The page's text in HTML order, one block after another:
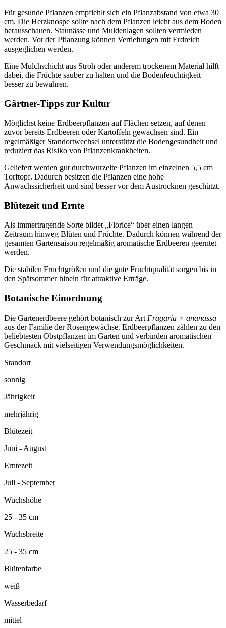
Für gesunde Pflanzen empfiehlt sich ein Pflanzabstand von etwa 30
cm. Die Herzknospe sollte nach dem Pflanzen leicht aus dem Boden
herausschauen. Staunässe und Muldenlagen sollten vermieden
werden. Vor der Pflanzung können Vertiefungen mit Erdreich
ausgeglichen werden.
Eine Mulchschicht aus Stroh oder anderem trockenem Material hilft
dabei, die Früchte sauber zu halten und die Bodenfeuchtigkeit
besser zu bewahren.
Gärtner-Tipps zur Kultur
Möglichst keine Erdbeerpflanzen auf Flächen setzen, auf denen
zuvor bereits Erdbeeren oder Kartoffeln gewachsen sind. Ein
regelmäßiger Standortwechsel unterstützt die Bodengesundheit und
reduziert das Risiko von Pflanzenkrankheiten.
Geliefert werden gut durchwurzelte Pflanzen im einzelnen 5,5 cm
Torftopf. Dadurch besitzen die Pflanzen eine hohe
Anwachssicherheit und sind besser vor dem Austrocknen geschützt.
Blütezeit und Ernte
Als immertragende Sorte bildet „Florice“ über einen langen
Zeitraum hinweg Blüten und Früchte. Dadurch können während der
gesamten Gartensaison regelmäßig aromatische Erdbeeren geerntet
werden.
Die stabilen Fruchtgrößen und die gute Fruchtqualität sorgen bis in
den Spätsommer hinein für attraktive Erträge.
Botanische Einordnung
Die Gartenerdbeere gehört botanisch zur Art Fragaria × ananassa
aus der Familie der Rosengewächse. Erdbeerpflanzen zählen zu den
beliebtesten Obstpflanzen im Garten und verbinden aromatischen
Geschmack mit vielseitigen Verwendungsmöglichkeiten.
Standort
sonnig
Jährigkeit
mehrjährig
Blütezeit
Juni - August
Erntezeit
Juli - September
Wuchshöhe
25 - 35 cm
Wuchsbreite
25 - 35 cm
Blütenfarbe
weiß
Wasserbedarf
mittel